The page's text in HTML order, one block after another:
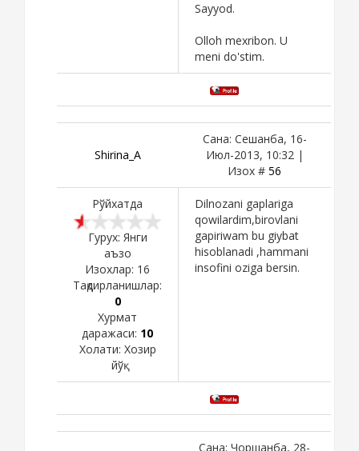
Sayyod.
Olloh mexribon. U
meni do'stim.
Shirina_A
Сана: Сешанба, 16-
Июл-2013, 10:32 |
Изох # 56
Рўйхатда
Гурух: Янги
аъзо
Изохлар: 16
Тақдирланишлар:
0
Хурмат
даражаси: 10
Холати: Хозир
йўқ
Dilnozani gaplariga
qowilardim,birovlani
gapiriwam bu giybat
hisoblanadi ,hammani
insofini oziga bersin.
Сана: Чоршанба, 28-